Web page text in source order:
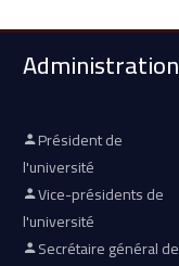
Administration
Président de
l'université
Vice-présidents de
l'université
Secrétaire général de